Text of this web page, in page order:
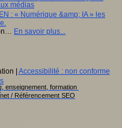
médias
En savoir plus...
| Accessibilité : non conforme
enseignement, formation
/ Référencement SEO